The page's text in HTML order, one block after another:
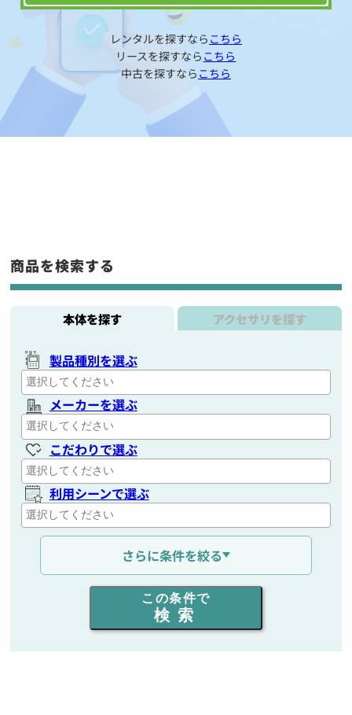
レンタルを探すなら こちら
リースを探すなら こちら
中古を探すなら こちら
商品を検索する
本体を探す アクセサリを探す
製品種別を選ぶ
メーカーを選ぶ
こだわりで選ぶ
利用シーンで選ぶ
通信距離を選ぶ
出力を選ぶ
同時通話人数を選ぶ
さらに条件を絞る
この条件で
検索